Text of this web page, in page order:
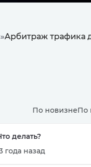
»Арбитраж трафика
По новизнеПо
делать?
года назад